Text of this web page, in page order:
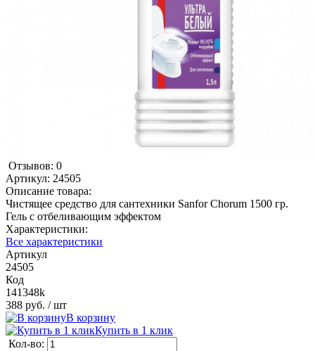
Отзывов: 0
Артикул: 24505
Описание товара:
Чистящее средство для сантехники Sanfor Chorum 1500 гр.
Гель с отбеливающим эффектом
Характеристики:
Все характеристики
Артикул
24505
Код
141348k
388 руб. / шт
В корзину
Купить в 1 клик
Кол-во: